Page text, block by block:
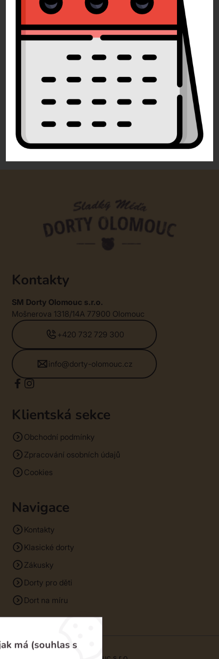
Pomůžeme Vám
Pište
Kontakty
SM Dorty Olomouc s.r.o.
Mošnerova 1318/14A 77900 Olomouc
+420 732 729 300
info@dorty-olomouc.cz
Klientská sekce
Obchodní podmínky
Zpracování osobních údajů
Cookies
Navigace
Kontakty
Klasické dorty
Zákusky
Dorty pro děti
Dort na míru
má (souhlas s